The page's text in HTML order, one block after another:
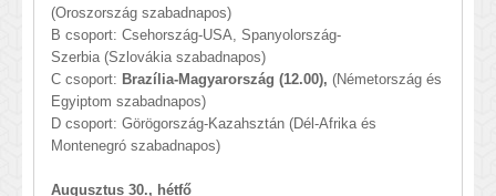
(Oroszország szabadnapos)
B csoport: Csehország-USA, Spanyolország-
Szerbia (Szlovákia szabadnapos)
C csoport: Brazília-Magyarország (12.00), (Németország és
Egyiptom szabadnapos)
D csoport: Görögország-Kazahsztán (Dél-Afrika és
Montenegró szabadnapos)
Augusztus 30., hétfő